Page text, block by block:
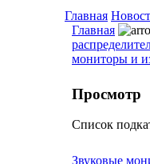
Главная
Главная
мониторы и
Просмотр
Список
Звуковые